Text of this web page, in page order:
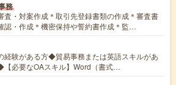
務
査・対案作成＊取引先登録書類の作成＊審査書
認・作成＊機密保持や誓約書作成＊監…
験がある方◆貿易事務または英語スキルがあ
【必要なOAスキル】Word（書式…